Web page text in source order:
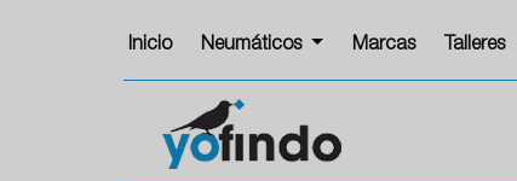
Inicio Neumáticos Marcas Talleres